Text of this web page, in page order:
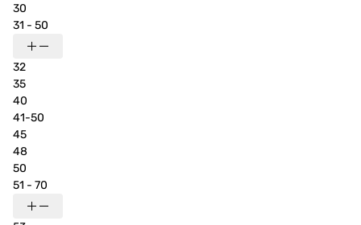
30
31 - 50
32
35
40
41-50
45
48
50
51 - 70